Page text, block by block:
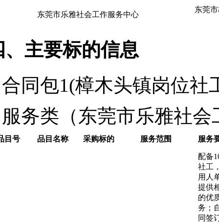
东莞市乐雅社会工作服务中心
东莞
、主要标的信息
合同包1(樟木头镇岗位社
服务类（东莞市乐雅社
目号 品目名称 采购标的 服务范围 服务
配备
社工
用人
提供
的优
务；
同签